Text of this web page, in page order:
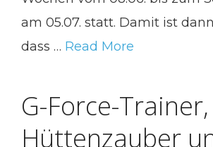
am 05.07. statt. Damit ist
dass … Read More
G-Force-Trainer,
Hüttenzauber